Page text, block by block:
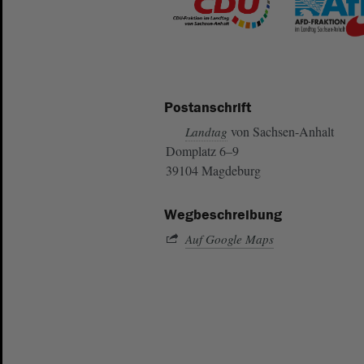
Postanschrift
Landtag von Sachsen-Anhalt
Domplatz 6–9
39104 Magdeburg
Wegbeschreibung
Auf Google Maps